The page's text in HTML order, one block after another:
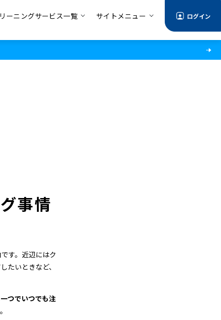
ーニングサービス一覧 サイトメニュー ログイン
事情
す。近辺にはク
たいときなど、
つでいつでも注